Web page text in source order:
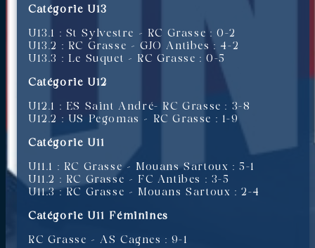
Catégorie U13
U13.1 : St Sylvestre – RC Grasse : 0-2
U13.2 : RC Grasse – GJO Antibes : 4-2
U13.3 : Le Suquet – RC Grasse : 0-5
Catégorie U12
U12.1 : ES Saint André- RC Grasse : 3-8
U12.2 : US Pegomas – RC Grasse : 1-9
Catégorie U11
U11.1 : RC Grasse – Mouans Sartoux : 5-1
U11.2 : RC Grasse – FC Antibes : 3-5
U11.3 : RC Grasse – Mouans Sartoux : 2-4
Catégorie U11 Féminines
RC Grasse – AS Cagnes : 9-1